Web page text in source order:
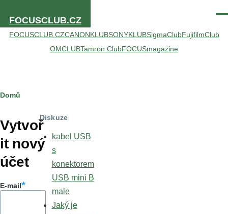
FOCUSCLUB.CZ
FOCUSCLUB.CZCANONKLUBSONYKLUBSigmaClubFujifilmClub
OMCLUBTamron ClubFOCUSmagazine
Hlavní
záložky
Drobečková
navigace
Domů
Vytvoř
it nový
účet
E-mail
Diskuze
kabel USB
s
konektorem
USB mini B
male
Jaký je